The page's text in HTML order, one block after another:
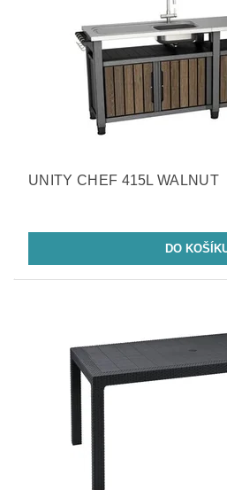
UNITY CHEF 415L WALNUT